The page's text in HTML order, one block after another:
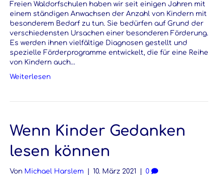
Freien Waldorfschulen haben wir seit einigen Jahren mit
einem ständigen Anwachsen der Anzahl von Kindern mit
besonderem Bedarf zu tun. Sie bedürfen auf Grund der
verschiedensten Ursachen einer besonderen Förderung.
Es werden ihnen vielfältige Diagnosen gestellt und
spezielle Förderprogramme entwickelt, die für eine Reihe
von Kindern auch…
Weiterlesen
Wenn Kinder Gedanken
lesen können
Von Michael Harslem 10. März 2021 0